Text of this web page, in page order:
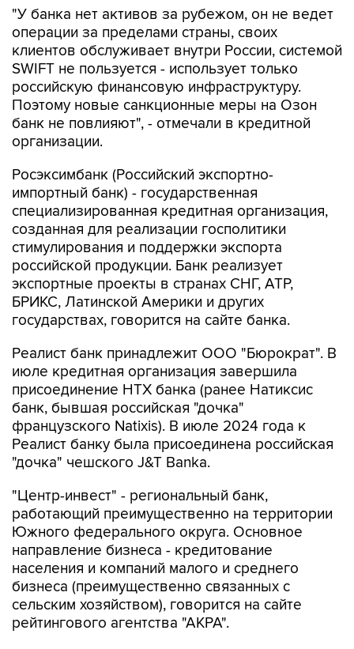
"У банка нет активов за рубежом, он не ведет
операции за пределами страны, своих
клиентов обслуживает внутри России, системой
SWIFT не пользуется - использует только
российскую финансовую инфраструктуру.
Поэтому новые санкционные меры на Озон
банк не повлияют", - отмечали в кредитной
организации.
Росэксимбанк (Российский экспортно-
импортный банк) - государственная
специализированная кредитная организация,
созданная для реализации госполитики
стимулирования и поддержки экспорта
российской продукции. Банк реализует
экспортные проекты в странах СНГ, АТР,
БРИКС, Латинской Америки и других
государствах, говорится на сайте банка.
Реалист банк принадлежит ООО "Бюрократ". В
июле кредитная организация завершила
присоединение НТХ банка (ранее Натиксис
банк, бывшая российская "дочка"
французского Natixis). В июле 2024 года к
Реалист банку была присоединена российская
"дочка" чешского J&T Banka.
"Центр-инвест" - региональный банк,
работающий преимущественно на территории
Южного федерального округа. Основное
направление бизнеса - кредитование
населения и компаний малого и среднего
бизнеса (преимущественно связанных с
сельским хозяйством), говорится на сайте
рейтингового агентства "АКРА".